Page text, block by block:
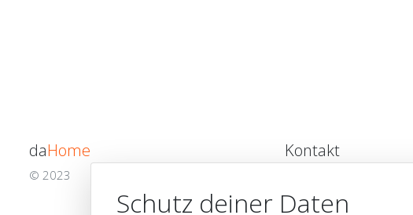
Schutz deiner Daten
daHome
© 2023
Kontakt
Domplatz 3
85072 Eichstätt